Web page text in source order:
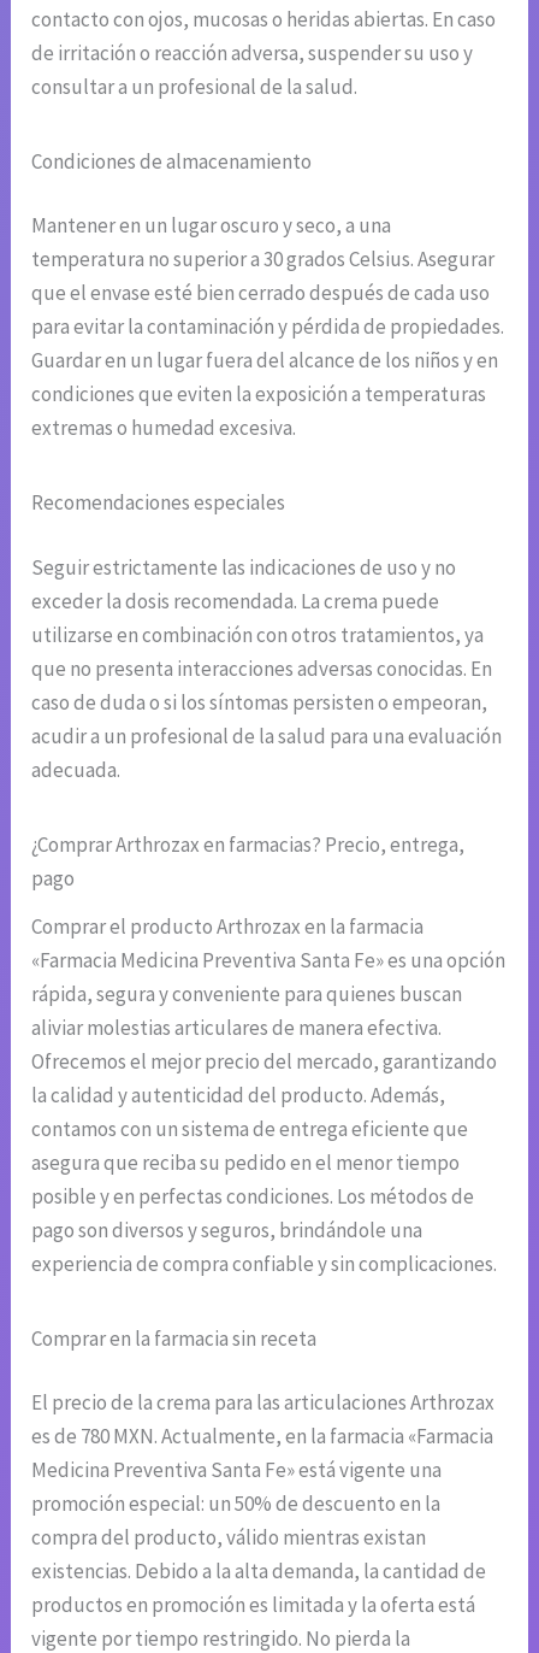
contacto con ojos, mucosas o heridas abiertas. En caso
de irritación o reacción adversa, suspender su uso y
consultar a un profesional de la salud.
Condiciones de almacenamiento
Mantener en un lugar oscuro y seco, a una
temperatura no superior a 30 grados Celsius. Asegurar
que el envase esté bien cerrado después de cada uso
para evitar la contaminación y pérdida de propiedades.
Guardar en un lugar fuera del alcance de los niños y en
condiciones que eviten la exposición a temperaturas
extremas o humedad excesiva.
Recomendaciones especiales
Seguir estrictamente las indicaciones de uso y no
exceder la dosis recomendada. La crema puede
utilizarse en combinación con otros tratamientos, ya
que no presenta interacciones adversas conocidas. En
caso de duda o si los síntomas persisten o empeoran,
acudir a un profesional de la salud para una evaluación
adecuada.
¿Comprar Arthrozax en farmacias? Precio, entrega,
pago
Comprar el producto Arthrozax en la farmacia
«Farmacia Medicina Preventiva Santa Fe» es una opción
rápida, segura y conveniente para quienes buscan
aliviar molestias articulares de manera efectiva.
Ofrecemos el mejor precio del mercado, garantizando
la calidad y autenticidad del producto. Además,
contamos con un sistema de entrega eficiente que
asegura que reciba su pedido en el menor tiempo
posible y en perfectas condiciones. Los métodos de
pago son diversos y seguros, brindándole una
experiencia de compra confiable y sin complicaciones.
Comprar en la farmacia sin receta
El precio de la crema para las articulaciones Arthrozax
es de 780 MXN. Actualmente, en la farmacia «Farmacia
Medicina Preventiva Santa Fe» está vigente una
promoción especial: un 50% de descuento en la
compra del producto, válido mientras existan
existencias. Debido a la alta demanda, la cantidad de
productos en promoción es limitada y la oferta está
vigente por tiempo restringido. No pierda la